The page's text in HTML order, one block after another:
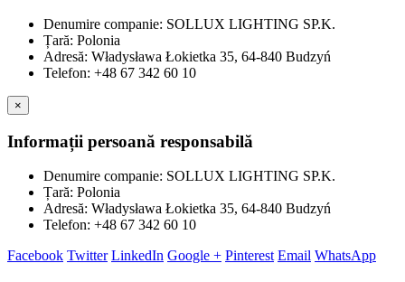
Denumire companie: SOLLUX LIGHTING SP.K.
Țară: Polonia
Adresă: Władysława Łokietka 35, 64-840 Budzyń
Telefon: +48 67 342 60 10
×
Informații persoană responsabilă
Denumire companie: SOLLUX LIGHTING SP.K.
Țară: Polonia
Adresă: Władysława Łokietka 35, 64-840 Budzyń
Telefon: +48 67 342 60 10
Facebook Twitter LinkedIn Google + Pinterest Email WhatsApp